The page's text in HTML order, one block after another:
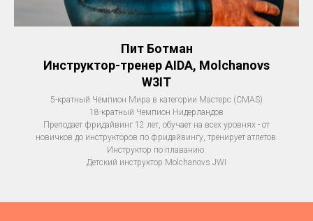
Пит Ботман
Инструктор-тренер AIDA, Molchanovs
W3IT
5-кратный Чемпион Мира в категории Мастерс (CMAS)
18-кратный Чемпион Нидерландов
Преподает фридайвинг 12 лет, обучает на всех уровнях - от
новичков до инструкторов по фридайвингу, тренирует атлетов.
Инструктор по плаванию.
Детский инструктор Molchanovs JWI